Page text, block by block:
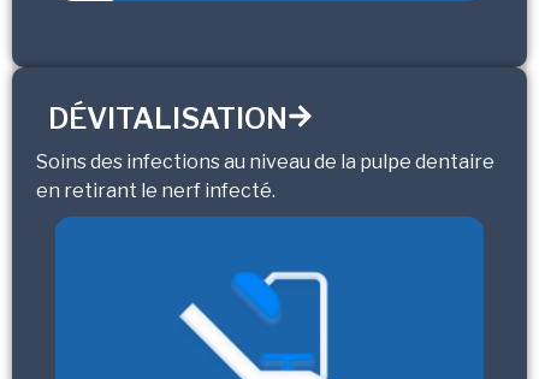
DÉVITALISATION
Soins des infections au niveau de la pulpe dentaire
en retirant le nerf infecté.